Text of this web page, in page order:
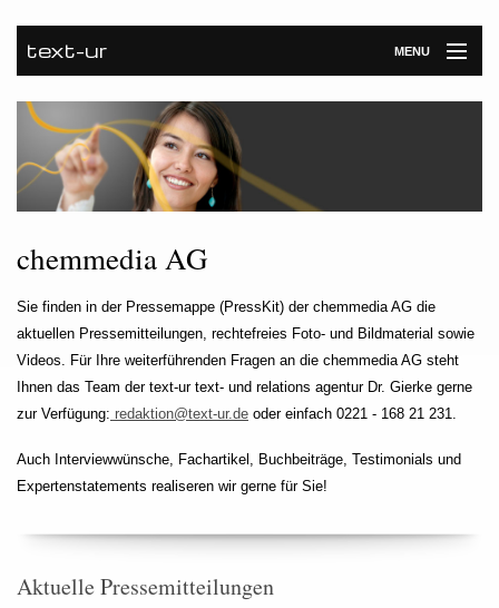
text-ur MENU
Startseite
Leistungen
Unternehmen
Referenzen
chemmedia AG
Sie finden in der Pressemappe (PressKit) der chemmedia AG die
aktuellen Pressemitteilungen, rechtefreies Foto- und Bildmaterial sowie
Videos. Für Ihre weiterführenden Fragen an die chemmedia AG steht
Ihnen das Team der text-ur text- und relations agentur Dr. Gierke gerne
zur Verfügung: redaktion@text-ur.de oder einfach 0221 - 168 21 231.
Auch Interviewwünsche, Fachartikel, Buchbeiträge, Testimonials und
Expertenstatements realiseren wir gerne für Sie!
Aktuelle Pressemitteilungen